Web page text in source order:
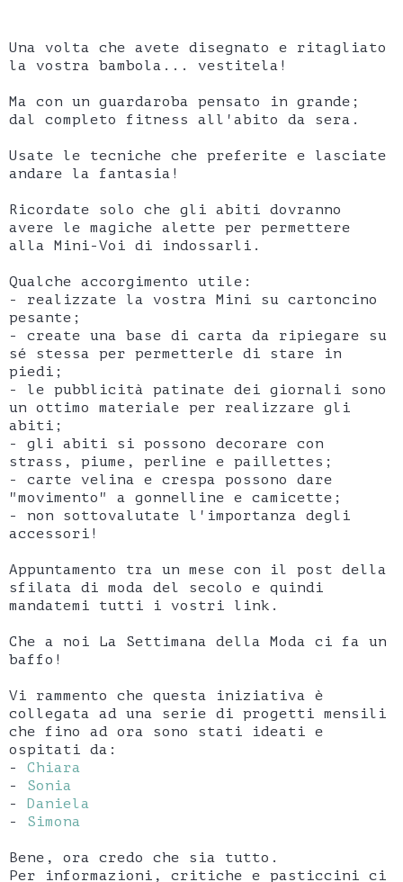
Una volta che avete disegnato e ritagliato
la vostra bambola... vestitela!
Ma con un guardaroba pensato in grande;
dal completo fitness all'abito da sera.
Usate le tecniche che preferite e lasciate
andare la fantasia!
Ricordate solo che gli abiti dovranno
avere le magiche alette per permettere
alla Mini-Voi di indossarli.
Qualche accorgimento utile:
- realizzate la vostra Mini su cartoncino
pesante;
- create una base di carta da ripiegare su
sé stessa per permetterle di stare in
piedi;
- le pubblicità patinate dei giornali sono
un ottimo materiale per realizzare gli
abiti;
- gli abiti si possono decorare con
strass, piume, perline e paillettes;
- carte velina e crespa possono dare
"movimento" a gonnelline e camicette;
- non sottovalutate l'importanza degli
accessori!
Appuntamento tra un mese con il post della
sfilata di moda del secolo e quindi
mandatemi tutti i vostri link.
Che a noi La Settimana della Moda ci fa un
baffo!
Vi rammento che questa iniziativa è
collegata ad una serie di progetti mensili
che fino ad ora sono stati ideati e
ospitati da:
- Chiara
- Sonia
- Daniela
- Simona
Bene, ora credo che sia tutto.
Per informazioni, critiche e pasticcini ci